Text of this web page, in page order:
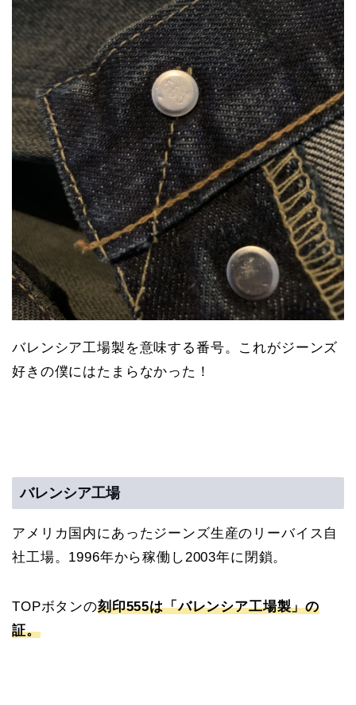
バレンシア工場製を意味する番号。これがジーンズ
好きの僕にはたまらなかった！
バレンシア工場
アメリカ国内にあったジーンズ生産のリーバイス自
社工場。1996年から稼働し2003年に閉鎖。
TOPボタンの刻印555は「バレンシア工場製」の
証。